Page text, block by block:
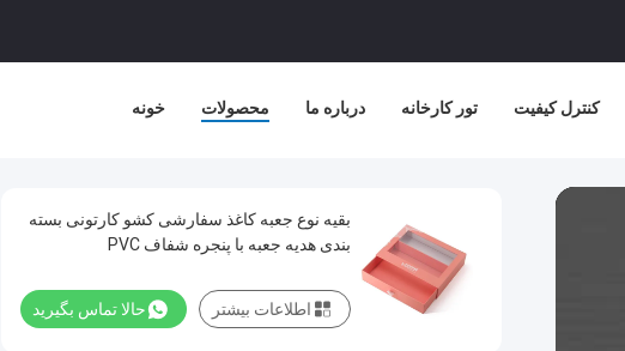
خونه محصولات درباره ما تور کارخانه کنترل کیفیت
بقیه نوع جعبه کاغذ سفارشی کشو کارتونی بسته
بندی هدیه جعبه با پنجره شفاف PVC
حالا تماس بگیرید اطلاعات بیشتر